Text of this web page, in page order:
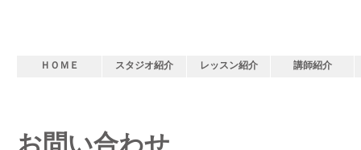
ＨＯＭＥ スタジオ紹介 レッスン紹介 講師紹介
お問い合わせ